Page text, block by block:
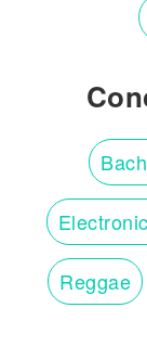
Reggae